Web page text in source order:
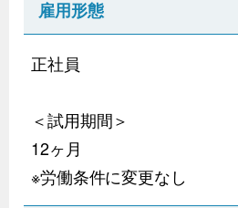
雇用形態
正社員
＜試用期間＞
12ヶ月
※労働条件に変更なし